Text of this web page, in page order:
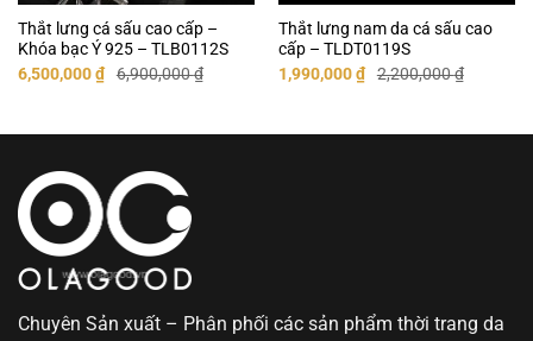
Thắt lưng cá sấu cao cấp –
Khóa bạc Ý 925 – TLB0112S
6,900,000₫
Giá
gốc
6,500,000₫Giá
hiện
6,500,000 ₫.
Thắt lưng nam da cá sấu cao
cấp – TLDT0119S
2,200,000₫
Giá
gốc
1,990,000₫Giá
hiện
1,990,000 ₫.
Chuyên Sản xuất – Phân phối các sản phẩm thời trang da